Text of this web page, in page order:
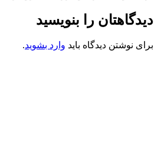
دیدگاهتان را بنویسید
برای نوشتن دیدگاه باید وارد بشوید.